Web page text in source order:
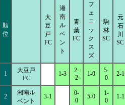
順
位
大
豆
戸
FC
湘
南
ル
ベ
ン
ト
青
葉
FC
フ
ェ
ニ
ッ
ク
ス
ズ
駒
林
SC
元
石
川
SC
1
大豆戸
FC
1-3
2-
2
1-0
5-
0
2-1
2
湘南ル
ベント
3-1
0-
0
5-0
1-
0
1-1